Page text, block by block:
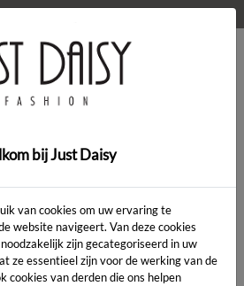
bij Just Daisy
van cookies om uw ervaring te
website navigeert. Van deze cookies
zijn gecategoriseerd in uw
ze essentieel zijn voor de werking van de
cookies van derden die ons helpen